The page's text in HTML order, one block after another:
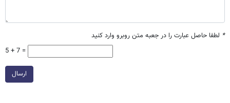
* لطفا حاصل عبارت را در جعبه متن روبرو وارد کنید
5 + 7 =
ارسال